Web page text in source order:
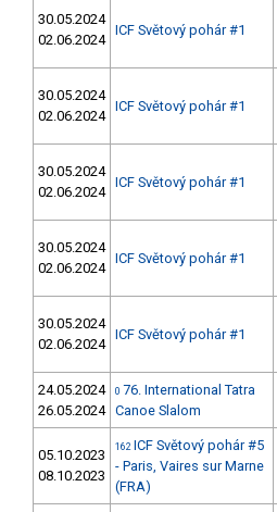
30.05.2024
02.06.2024
ICF Světový pohár #1
30.05.2024
02.06.2024
ICF Světový pohár #1
30.05.2024
02.06.2024
ICF Světový pohár #1
30.05.2024
02.06.2024
ICF Světový pohár #1
30.05.2024
02.06.2024
ICF Světový pohár #1
24.05.2024
26.05.2024
0 76. International Tatra
Canoe Slalom
05.10.2023
08.10.2023
162 ICF Světový pohár #5
- Paris, Vaires sur Marne
(FRA)